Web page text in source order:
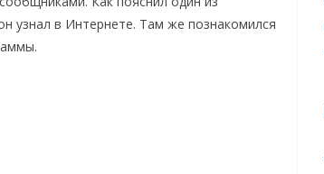
узнал в Интернете. Там же познакомился